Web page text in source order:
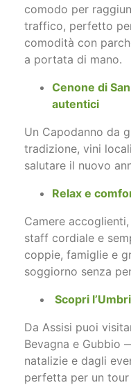
comodo per
traffico, perfetto
comodità con
a portata di mano.
Cenone di
autentici
Un Capodanno da
tradizione, vini
salutare il nuovo
Relax e
Camere
staff cordiale e
coppie, famiglie e
soggiorno senza
Scopri
Da Assisi puoi
Bevagna e Gubbio
natalizie e dagli
perfetta per un tour